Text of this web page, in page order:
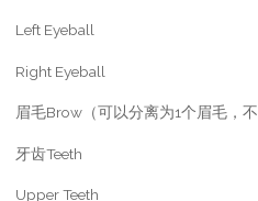
Left Eyeball
Right Eyeball
眉毛Brow（可以分离为1个眉毛，不
牙齿Teeth
Upper Teeth